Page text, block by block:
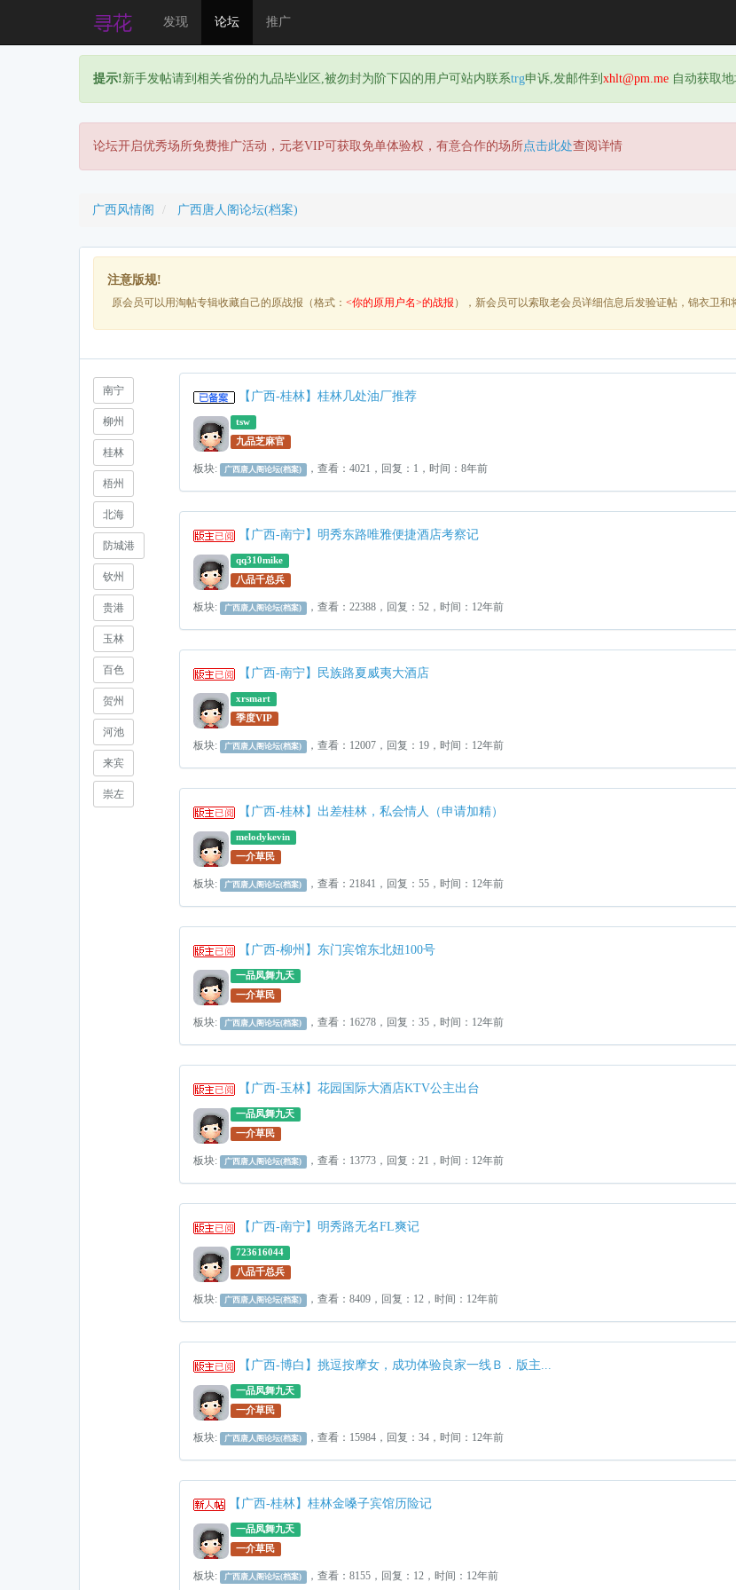
发现 论坛 推广
提示!新手发帖请到相关省份的九品毕业区,被勿封为阶下囚的用户可站内联系trg申诉,发邮件到 xhlt@pm.me 自动获取地
论坛开启优秀场所免费推广活动，元老VIP可获取免单体验权，有意合作的场所点击此处查阅详情
广西风情阁 广西唐人阁论坛(档案)
注意版规!
原会员可以用淘帖专辑收藏自己的原战报（格式： <你的原用户名>的战报 ），新会员可以索取老会员详细信息后发验证帖，锦衣卫
南宁
柳州
桂林
梧州
北海
防城港
钦州
贵港
玉林
百色
贺州
河池
来宾
崇左
【广西-桂林】桂林几处油厂推荐
tsw
九品芝麻官
板块: 广西唐人阁论坛(档案) ，查看：4021，回复：1，时间：8年前
【广西-南宁】明秀东路唯雅便捷酒店考察记
qq310mike
八品千总兵
板块: 广西唐人阁论坛(档案) ，查看：22388，回复：52，时间：12年前
【广西-南宁】民族路夏威夷大酒店
xrsmart
季度VIP
板块: 广西唐人阁论坛(档案) ，查看：12007，回复：19，时间：12年前
【广西-桂林】出差桂林，私会情人（申请加精）
melodykevin
一介草民
板块: 广西唐人阁论坛(档案) ，查看：21841，回复：55，时间：12年前
【广西-柳州】东门宾馆东北妞100号
一品凤舞九天
一介草民
板块: 广西唐人阁论坛(档案) ，查看：16278，回复：35，时间：12年前
【广西-玉林】花园国际大酒店KTV公主出台
一品凤舞九天
一介草民
板块: 广西唐人阁论坛(档案) ，查看：13773，回复：21，时间：12年前
【广西-南宁】明秀路无名FL爽记
723616044
八品千总兵
板块: 广西唐人阁论坛(档案) ，查看：8409，回复：12，时间：12年前
【广西-博白】挑逗按摩女，成功体验良家一线Ｂ．版主...
一品凤舞九天
一介草民
板块: 广西唐人阁论坛(档案) ，查看：15984，回复：34，时间：12年前
【广西-桂林】桂林金嗓子宾馆历险记
一品凤舞九天
一介草民
板块: 广西唐人阁论坛(档案) ，查看：8155，回复：12，时间：12年前